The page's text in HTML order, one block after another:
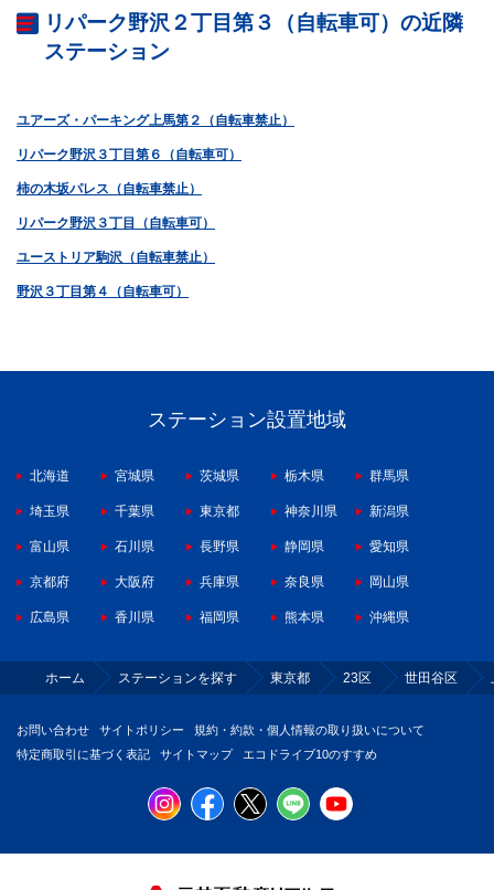
リパーク野沢２丁目第３（自転車可）の近隣
ステーション
ユアーズ・パーキング上馬第２（自転車禁止）
リパーク野沢３丁目第６（自転車可）
柿の木坂パレス（自転車禁止）
リパーク野沢３丁目（自転車可）
ユーストリア駒沢（自転車禁止）
野沢３丁目第４（自転車可）
ステーション設置地域
北海道 宮城県 茨城県 栃木県 群馬県
埼玉県 千葉県 東京都 神奈川県 新潟県
富山県 石川県 長野県 静岡県 愛知県
京都府 大阪府 兵庫県 奈良県 岡山県
広島県 香川県 福岡県 熊本県 沖縄県
ホーム ステーションを探す 東京都 23区 世田谷区
お問い合わせ サイトポリシー
規約・約款・個人情報の取り扱いについて
特定商取引に基づく表記
サイトマップ エコドライブ10のすすめ